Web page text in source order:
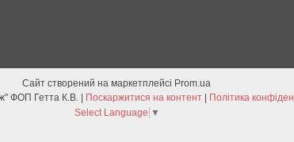
Сайт створений на маркетплейсі Prom.ua
Поскаржитися на контент
Політика
Select Language ▼